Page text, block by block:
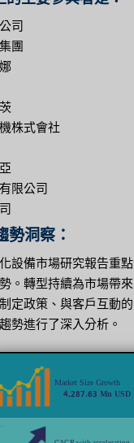
司
團
株式會社
限公司
勢洞察：
設備市場研究報告重
。轉型持續為市場帶
定政策、與客戶互動
勢進行了深入分析。